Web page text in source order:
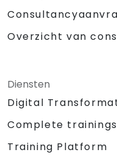
Overzicht van
Diensten
Digital
Complete
Training Platform